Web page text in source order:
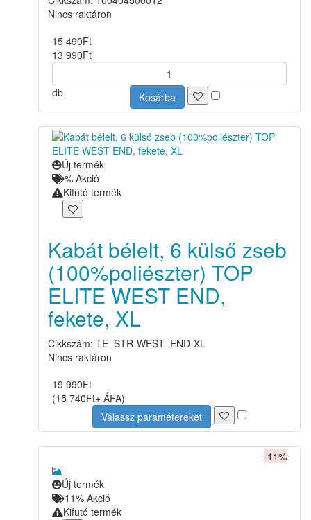
Nincs raktáron
15 490Ft
13 990Ft
db Kosárba
Új termék
% Akció
Kifutó termék
Kabát bélelt, 6 külső zseb
(100%poliészter) TOP
ELITE WEST END,
fekete, XL
Cikkszám: TE_STR-WEST_END-XL
Nincs raktáron
19 990Ft
(15 740Ft+ ÁFA)
Válassz paramétereket
-11%
Új termék
11% Akció
Kifutó termék